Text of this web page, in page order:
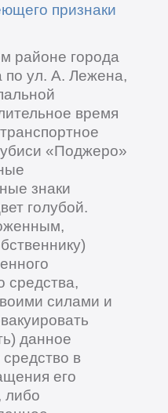
признаки
районе города
по ул. А. Лежена,
время
«Поджеро»
знаки
голубой.
средства,
силами и
данное
в
его
либо